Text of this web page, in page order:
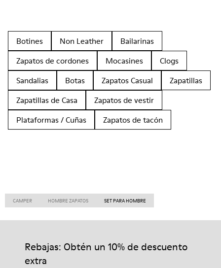
Botines Non Leather
Bailarinas
Zapatos de cordones
Mocasines
Clogs
Sandalias
Botas Zapatos Casual
Zapatillas
Zapatillas de Casa
Zapatos de vestir
Plataformas / Cuñas
Zapatos de tacón
CAMPER HOMBRE ZAPATOS SET PARA HOMBRE
Rebajas: Obtén un 10% de descuento
extra